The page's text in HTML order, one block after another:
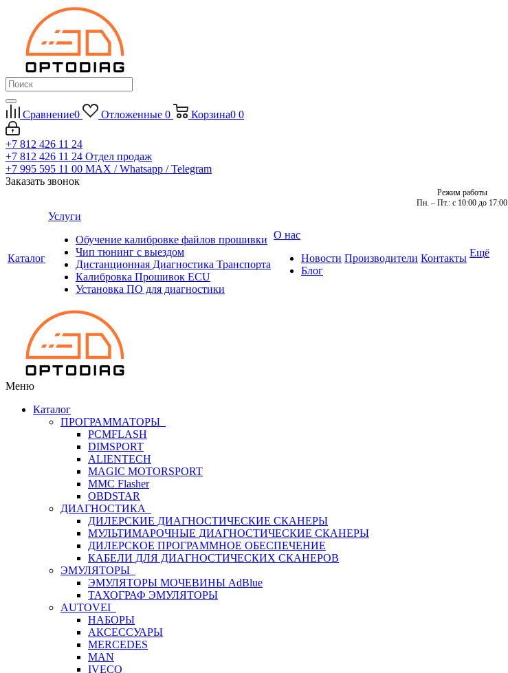
Сравнение0 Отложенные 0 Корзина0 0
+7 812 426 11 24
+7 812 426 11 24 Отдел продаж
+7 995 595 11 00 MAX / Whatsapp / Telegram
Заказать звонок
Режим работы
Пн. – Пт.: с 10:00 до 17:00
Каталог
Услуги
Обучение калибровке файлов прошивки
Чип тюнинг с выездом
Дистанционная Диагностика Транспорта
Калибровка Прошивок ECU
Установка ПО для диагностики
О нас
Новости
Блог
Производители Контакты Ещё
Меню
Каталог
ПРОГРАММАТОРЫ
PCMFLASH
DIMSPORT
ALIENTECH
MAGIC MOTORSPORT
MMC Flasher
OBDSTAR
ДИАГНОСТИКА
ДИЛЕРСКИЕ ДИАГНОСТИЧЕСКИЕ СКАНЕРЫ
МУЛЬТИМАРОЧНЫЕ ДИАГНОСТИЧЕСКИЕ СКАНЕРЫ
ДИЛЕРСКОЕ ПРОГРАММНОЕ ОБЕСПЕЧЕНИЕ
КАБЕЛИ ДЛЯ ДИАГНОСТИЧЕСКИХ СКАНЕРОВ
ЭМУЛЯТОРЫ
ЭМУЛЯТОРЫ МОЧЕВИНЫ АdBlue
ТАХОГРАФ ЭМУЛЯТОРЫ
AUTOVEI
НАБОРЫ
АКСЕССУАРЫ
MERCEDES
MAN
IVECO